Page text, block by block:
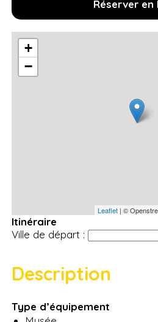
Réserver en
+
−
Leaflet| ©
Itinéraire
Ville de départ :
Description
Type d’équipement